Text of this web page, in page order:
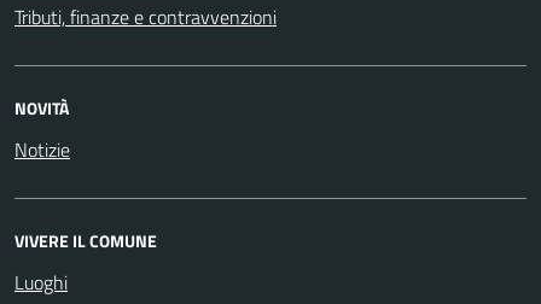
Tributi, finanze e contravvenzioni
NOVITÀ
Notizie
VIVERE IL COMUNE
Luoghi